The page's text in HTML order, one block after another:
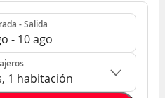
- Salida
- 10 ago
habitación
1 habitación